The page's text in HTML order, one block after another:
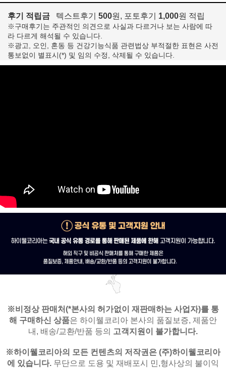
후기 적립금 텍스트후기 500원, 포토후기 1,000원 적립
※구매후기는 주관적인 의견으로 사실과 다르거나 보는 사람에 따
라 다르게 해석될 수 있습니다.
※광고, 오인, 혼동 등 건강기능식품 관련법상 부적절한 표현은 사전
통보없이 별표시(*) 및 임의 수정, 삭제될 수 있습니다.
※비정상 판매처(*본사의 허가없이 재판매하는 사업자)를 통
해 구매하신 상품은 하이웰코리아 본사의 품질보증, 제품안
내, 배송/교환/반품 등의 고객지원이 불가합니다.
※하이웰코리아의 모든 컨텐츠의 저작권은 (주)하이웰코리아
에 있습니다. 무단으로 도용 및 재배포시 민,형사상의 불이익